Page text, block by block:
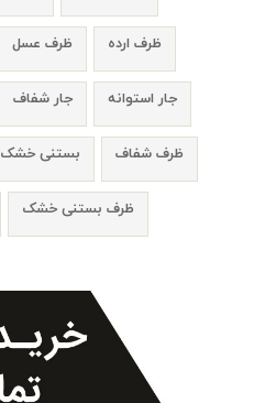
ظرف عسل ظرف ارده
جار شفاف جار استوانه
بستنی خشک ظرف شفاف
ظرف بستنی خشک